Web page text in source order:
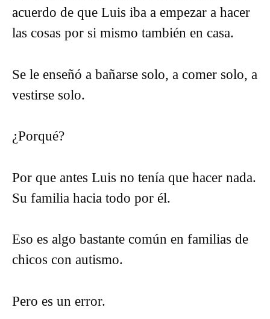
acuerdo de que Luis iba a empezar a hacer
las cosas por si mismo también en casa.
Se le enseñó a bañarse solo, a comer solo, a
vestirse solo.
¿Porqué?
Por que antes Luis no tenía que hacer nada.
Su familia hacia todo por él.
Eso es algo bastante común en familias de
chicos con autismo.
Pero es un error.